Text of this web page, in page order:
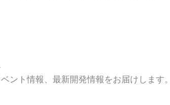
ント情報、最新開発情報をお届けします。